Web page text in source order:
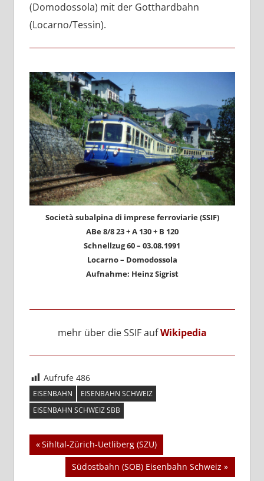
(Domodossola) mit der Gotthardbahn
(Locarno/Tessin).
Società subalpina di imprese ferroviarie (SSIF)
ABe 8/8 23 + A 130 + B 120
Schnellzug 60 – 03.08.1991
Locarno – Domodossola
Aufnahme: Heinz Sigrist
mehr über die SSIF aufWikipedia
Aufrufe 486
EISENBAHN
EISENBAHN SCHWEIZ
EISENBAHN SCHWEIZ SBB
Beitragsnavigation
Vorheriger
Beitrag:
Sihltal-Zürich-Uetliberg (SZU)
Nächster
Südostbahn (SOB) Eisenbahn Schweiz